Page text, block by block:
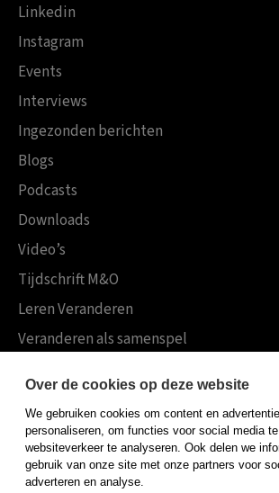
Linkedin
Instagram
Events
Interviews
Ingezonden berichten
Blogs
Podcasts
Downloads
Video’s
Tijdschrift M&O
Leren Veranderen
Veranderen als samenspel
Koninklijke Boom uitgevers
Boom Psychologie
Boom Hoger Onderwijs
Over de cookies op deze website
We gebruiken cookies om content en
personaliseren, om functies voor social media
websiteverkeer te analyseren. Ook delen we
gebruik van onze site met onze partners voor
adverteren en analyse.